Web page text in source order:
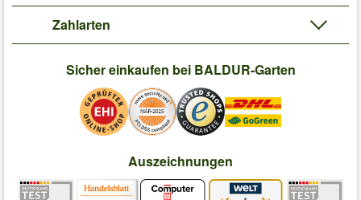
Zahlarten
Sicher einkaufen bei BALDUR-Garten
Auszeichnungen